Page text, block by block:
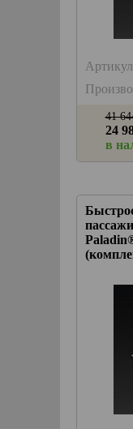
41
24
в